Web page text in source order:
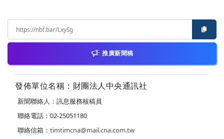
推廣新聞稿
發佈單位名稱：財團法人中央通訊社
新聞聯絡人：訊息服務核稿員
聯絡電話：02-25051180
聯絡信箱： timtimcna@mail.cna.com.tw